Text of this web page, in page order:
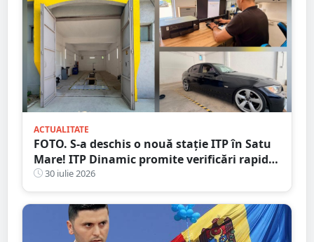
ACTUALITATE
FOTO. S-a deschis o nouă stație ITP în Satu
Mare! ITP Dinamic promite verificări rapide
și servicii de calitate
30 iulie 2026